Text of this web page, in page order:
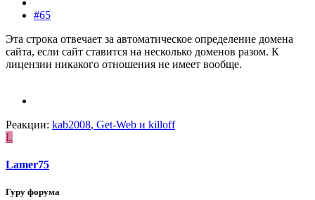
#65
Эта строка отвечает за автоматическое определение домена
сайта, если сайт ставится на несколько доменов разом. К
лицензии никакого отношения не имеет вообще.
Реакции: kab2008, Get-Web и killoff
L
Lamer75
Гуру форума